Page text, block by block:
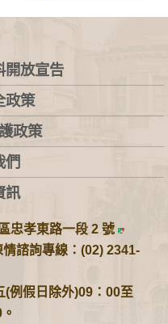
開放宣告
政策
政策
們
訊
忠孝東路一段 2 號
諮詢專線：(02) 2341-
例假日除外)09：00至